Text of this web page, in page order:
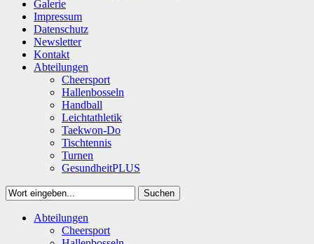
Galerie
Impressum
Datenschutz
Newsletter
Kontakt
Abteilungen
Cheersport
Hallenbosseln
Handball
Leichtathletik
Taekwon-Do
Tischtennis
Turnen
GesundheitPLUS
Suchen
SuchenAbteilungen
Cheersport